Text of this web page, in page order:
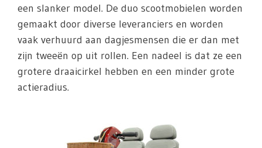
een slanker model. De duo scootmobielen worden
gemaakt door diverse leveranciers en worden
vaak verhuurd aan dagjesmensen die er dan met
zijn tweeën op uit rollen. Een nadeel is dat ze een
grotere draaicirkel hebben en een minder grote
actieradius.